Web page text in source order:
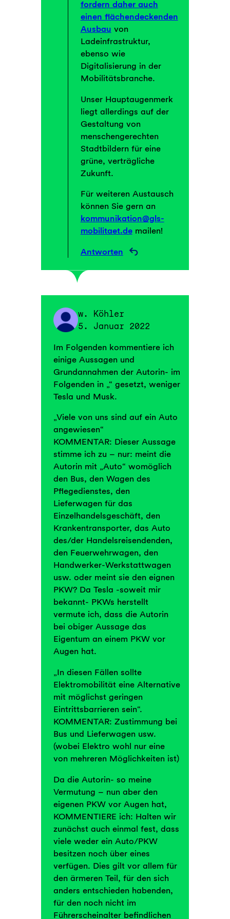
fordern daher auch
einen flächendeckenden
Ausbau von
Ladeinfrastruktur,
ebenso wie
Digitalisierung in der
Mobilitätsbranche.
Unser Hauptaugenmerk
liegt allerdings auf der
Gestaltung von
menschengerechten
Stadtbildern für eine
grüne, verträgliche
Zukunft.
Für weiteren Austausch
können Sie gern an
kommunikation@gls-
mobilitaet.demailen!
Antworten
w. Köhler
5. Januar 2022
Im Folgenden kommentiere ich
einige Aussagen und
Grundannahmen der Autorin- im
Folgenden in „“ gesetzt, weniger
Tesla und Musk.
„Viele von uns sind auf ein Auto
angewiesen“
KOMMENTAR: Dieser Aussage
stimme ich zu – nur: meint die
Autorin mit „Auto“ womöglich
den Bus, den Wagen des
Pflegedienstes, den
Lieferwagen für das
Einzelhandelsgeschäft, den
Krankentransporter, das Auto
des/der Handelsreisendenden,
den Feuerwehrwagen, den
Handwerker-Werkstattwagen
usw. oder meint sie den eignen
PKW? Da Tesla -soweit mir
bekannt- PKWs herstellt
vermute ich, dass die Autorin
bei obiger Aussage das
Eigentum an einem PKW vor
Augen hat.
„In diesen Fällen sollte
Elektromobilität eine Alternative
mit möglichst geringen
Eintrittsbarrieren sein“.
KOMMENTAR: Zustimmung bei
Bus und Lieferwagen usw.
(wobei Elektro wohl nur eine
von mehreren Möglichkeiten ist)
Da die Autorin- so meine
Vermutung – nun aber den
eigenen PKW vor Augen hat,
KOMMENTIERE ich: Halten wir
zunächst auch einmal fest, dass
viele weder ein Auto/PKW
besitzen noch über eines
verfügen. Dies gilt vor allem für
den ärmeren Teil, für den sich
anders entschieden habenden,
für den noch nicht im
Führerscheinalter befindlichen